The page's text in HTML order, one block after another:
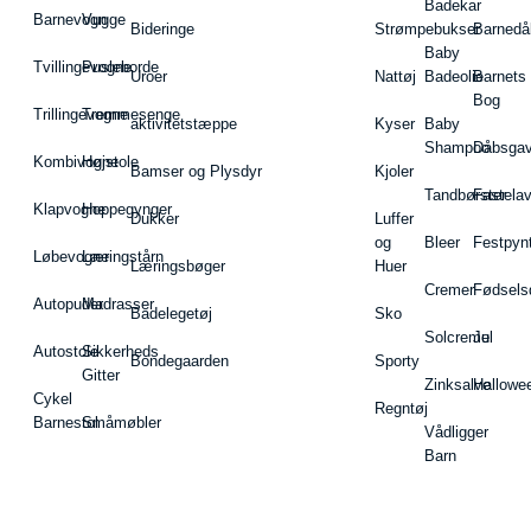
Barnevogn
Tvillingevogne
Trillingevogne
Kombivogne
Klapvogne
Løbevogne
Autopuder
Autostole
Cykel
Barnestol
Vugge
Pusleborde
Tremmesenge
Højstole
Hoppegynger
Læringstårn
Madrasser
Sikkerheds
Gitter
Småmøbler
Bideringe
Uroer
aktivitetstæppe
Bamser og Plysdyr
Dukker
Læringsbøger
Badelegetøj
Bondegaarden
Strømpebukser
Nattøj
Kyser
Kjoler
Luffer
og
Huer
Sko
Sporty
Regntøj
Badekar
Baby
Badeolie
Baby
Shampoo
Tandbørster
Bleer
Cremer
Solcreme
Zinksalve
Vådligger
Barn
Barnets
Bog
Jul